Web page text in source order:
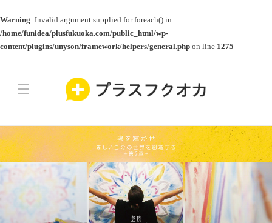
Warning: Invalid argument supplied for foreach() in
/home/funidea/plusfukuoka.com/public_html/wp-
content/plugins/unyson/framework/helpers/general.php on line 1275